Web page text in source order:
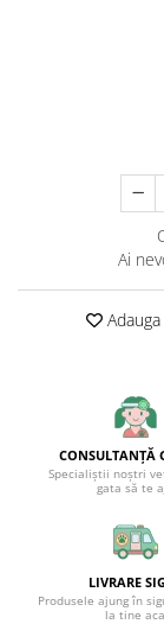
Ai
Adauga
CONSULTANȚĂ
Specialiștii noștri
gata să te
LIVRARE
Produsele ajung în
la tine